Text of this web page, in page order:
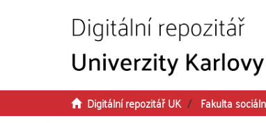
Digitální repozitář UK Fakulta